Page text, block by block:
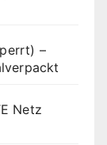
–
Netz